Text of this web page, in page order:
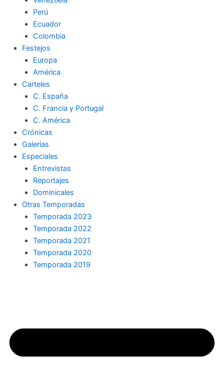
Perú
Ecuador
Colombia
Festejos
Europa
América
Carteles
C. España
C. Francia y Portugal
C. América
Crónicas
Galerías
Especiales
Entrevistas
Reportajes
Dominicales
Otras Temporadas
Temporada 2023
Temporada 2022
Temporada 2021
Temporada 2020
Temporada 2019